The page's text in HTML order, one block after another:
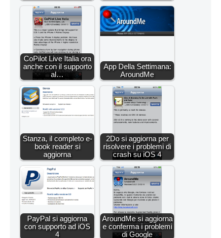
CoPilot Live Italia ora
anche con il supporto
al…
App Della Settimana:
AroundMe
Stanza, il completo e-
book reader si
aggiorna
2Do si aggiorna per
risolvere i problemi di
crash su iOS 4
PayPal si aggiorna
con supporto ad iOS
4
AroundMe si aggiorna
e conferma i problemi
di Google